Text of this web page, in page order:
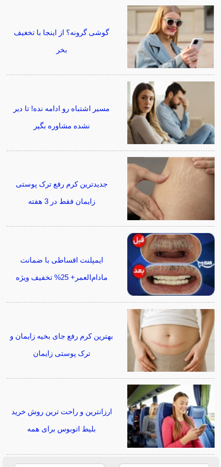
گوشی گرونه؟ از اینجا با تخغیف
بخر
مسیر اشتباه رو ادامه نده! تا دیر
نشده مشاوره بگیر
جدیدترین کرم رفع ترک پوستی
زایمان فقط در 3 هفته
ایمپلنت اقساطی با ضمانت
مادام‌العمر+ 25% تخفیف ویژه
بهترین کرم رفع جای بخیه زایمان و
ترک پوستی زایمان
ارزانترین و راحت ترین روش خرید
بلیط اتوبوس برای همه